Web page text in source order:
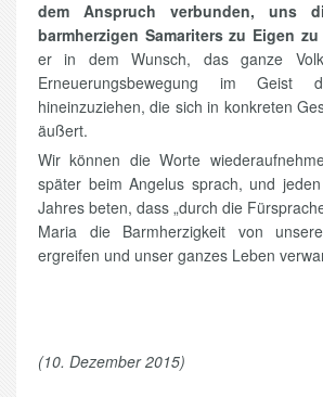
dem Anspruch verbunden, uns
barmherzigen Samariters zu Eigen zu
er in dem Wunsch, das ganze
Erneuerungsbewegung im Geist
hineinzuziehen, die sich in konkreten
äußert.
Wir können die Worte
später beim Angelus sprach, und
Jahres beten, dass „durch die
Maria die Barmherzigkeit von
ergreifen und unser ganzes Leben
(10. Dezember 2015)